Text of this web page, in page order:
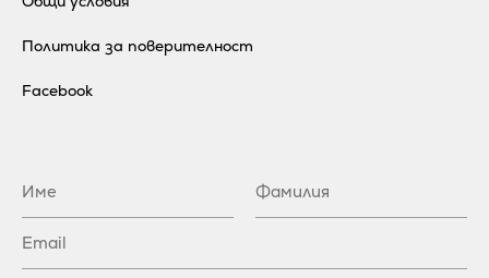
Политика за поверителност
Facebook